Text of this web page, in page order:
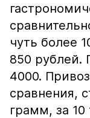
чуть более
850 рублей.
4000.
сравнения,
грамм, за